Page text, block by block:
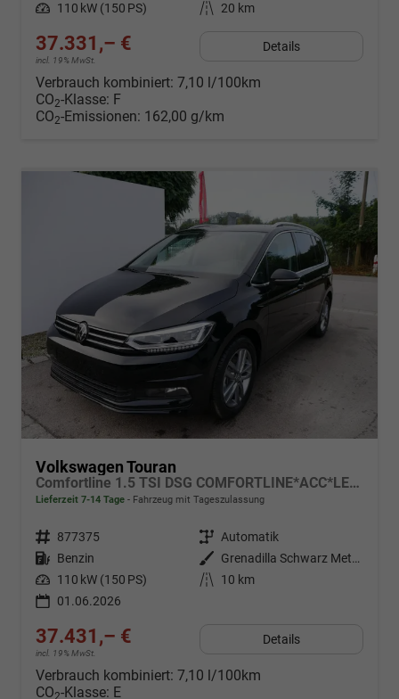
Leistung 110 kW (150 PS) Kilometerstand 20 km
37.331,– €
incl. 19% MwSt.
Details
Verbrauch kombiniert: 7,10 l/100km
CO2-Klasse: F
CO2-Emissionen: 162,00 g/km
Volkswagen Touran
Comfortline 1.5 TSI DSG COMFORTLINE*ACC*LED*PDC*KAMERA*NAVI*SHZ* 7-SITZER 17-ZOLL
Lieferzeit 7-14 Tage Fahrzeug mit Tageszulassung
Fahrzeugnr. 877375 Getriebe Automatik
Kraftstoff Benzin Außenfarbe
Grenadilla Schwarz Metallic
Leistung 110 kW (150 PS) Kilometerstand
10 km
01.06.2026
37.431,– €
incl. 19% MwSt.
Details
Verbrauch kombiniert: 7,10 l/100km
CO2-Klasse: E